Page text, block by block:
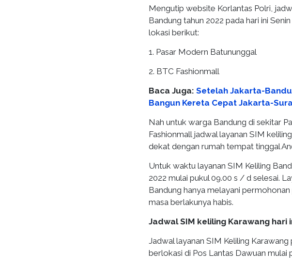
Mengutip website Korlantas Polri,
Bandung tahun 2022 pada hari ini
lokasi berikut:
1. Pasar Modern Batununggal
2. BTC Fashionmall
Baca Juga: Setelah Jakarta-
Bangun Kereta Cepat Jakarta-
Nah untuk warga Bandung di sekitar
Fashionmall jadwal layanan SIM
dekat dengan rumah tempat tinggal
Untuk waktu layanan SIM Keliling
2022 mulai pukul 09.00 s / d selesai.
Bandung hanya melayani
masa berlakunya habis.
Jadwal SIM keliling Karawang hari
Jadwal layanan SIM Keliling Karawang
berlokasi di Pos Lantas Dawuan mulai